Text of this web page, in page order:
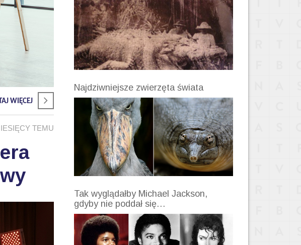
WIĘCEJ
TEMU
Najdziwniejsze zwierzęta świata
Tak wyglądałby Michael Jackson,
gdyby nie poddał się…